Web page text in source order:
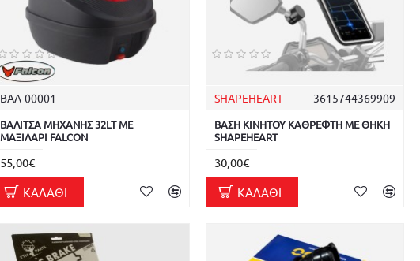
ΒΑΛ-00001
ΒΑΛΙΤΣΑ ΜΗΧΑΝΗΣ 32LT ΜΕ
ΜΑΞΙΛΑΡΙ FALCON
55,00€
ΚΑΛΆΘΙ
SHAPEHEART 3615744369909
ΒΑΣΗ ΚΙΝΗΤΟΥ ΚΑΘΡΕΦΤΗ ΜΕ ΘΗΚΗ
SHAPEHEART
30,00€
ΚΑΛΆΘΙ